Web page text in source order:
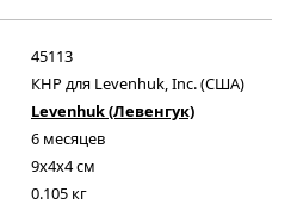
45113
КНР для Levenhuk, Inc. (США)
Levenhuk (Левенгук)
6 месяцев
9x4x4 см
0.105 кг